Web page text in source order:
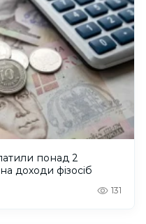
понад 2
доходи фізосіб
131